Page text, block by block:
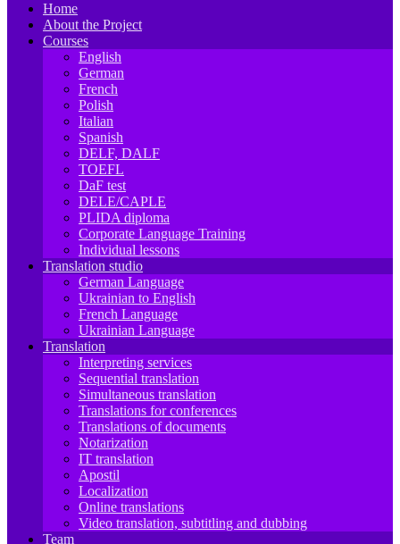
Home
About the Project
Courses
English
German
French
Polish
Italian
Spanish
DELF, DALF
TOEFL
DaF test
DELE/CAPLE
PLIDA diploma
Corporate Language Training
Individual lessons
Translation studio
German Language
Ukrainian to English
French Language
Ukrainian Language
Translation
Interpreting services
Sequential translation
Simultaneous translation
Translations for conferences
Translations of documents
Notarization
IT translation
Apostil
Localization
Online translations
Video translation, subtitling and dubbing
Team